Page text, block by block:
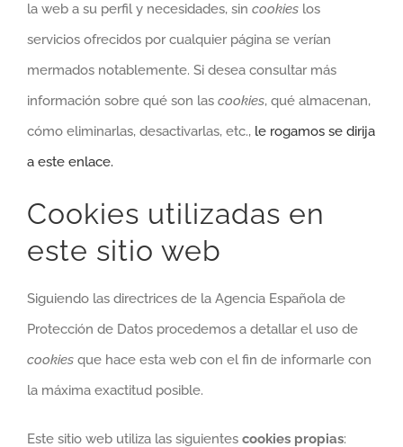
la web a su perfil y necesidades, sin cookies los
servicios ofrecidos por cualquier página se verían
mermados notablemente. Si desea consultar más
información sobre qué son las cookies, qué almacenan,
cómo eliminarlas, desactivarlas, etc., le rogamos se dirija
a este enlace.
Cookies utilizadas en
este sitio web
Siguiendo las directrices de la Agencia Española de
Protección de Datos procedemos a detallar el uso de
cookies que hace esta web con el fin de informarle con
la máxima exactitud posible.
Este sitio web utiliza las siguientes cookies propias: